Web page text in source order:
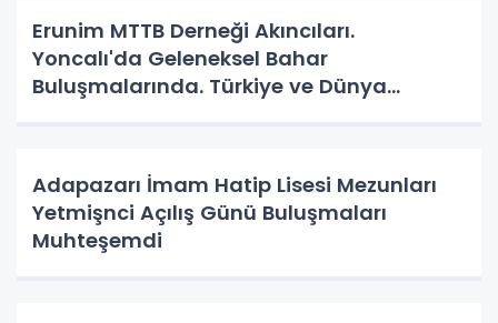
Erunim MTTB Derneği Akıncıları.
Yoncalı'da Geleneksel Bahar
Buluşmalarında. Türkiye ve Dünya
Adapazarı İmam Hatip Lisesi Mezunları
Yetmişnci Açılış Günü Buluşmaları
Muhteşemdi